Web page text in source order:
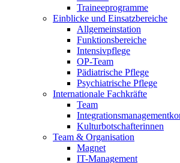
Traineeprogramme
Einblicke und Einsatzbereiche
Allgemeinstation
Funktionsbereiche
Intensivpflege
OP-Team
Pädiatrische Pflege
Psychiatrische Pflege
Internationale Fachkräfte
Team
Kulturbotschafterinnen
Team & Organisation
Magnet
IT-Management